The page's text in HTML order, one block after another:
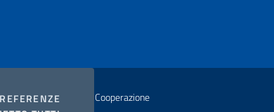
COOKIES
Affari Esteri e della Cooperazione